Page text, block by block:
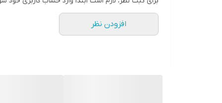
افزودن نظر